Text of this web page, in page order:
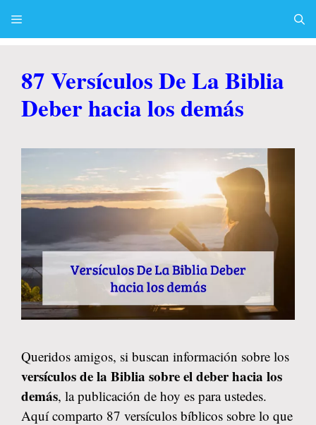
87 Versículos De La Biblia
Deber hacia los demás
Queridos amigos, si buscan información sobre los
versículos de la Biblia sobre el deber hacia los
demás, la publicación de hoy es para ustedes.
Aquí comparto 87 versículos bíblicos sobre lo que